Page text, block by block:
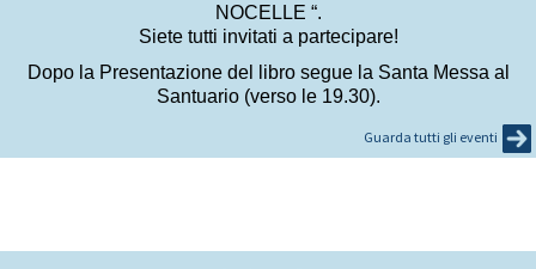
NOCELLE “.
Siete tutti invitati a partecipare!
Dopo la Presentazione del libro segue la Santa Messa al
Santuario (verso le 19.30).
Guarda tutti gli eventi